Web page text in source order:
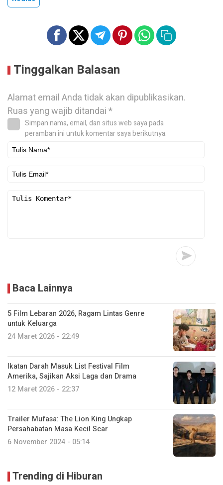
Tinggalkan Balasan
Alamat email Anda tidak akan dipublikasikan.
Ruas yang wajib ditandai*
Simpan nama, email, dan situs web saya pada
peramban ini untuk komentar saya berikutnya.
Baca Lainnya
5 Film Lebaran 2026, Ragam Lintas Genre
untuk Keluarga
24 Maret 2026 - 22:49
Ikatan Darah Masuk List Festival Film
Amerika, Sajikan Aksi Laga dan Drama
12 Maret 2026 - 22:37
Trailer Mufasa: The Lion King Ungkap
Persahabatan Masa Kecil Scar
6 November 2024 - 05:14
Trending di Hiburan